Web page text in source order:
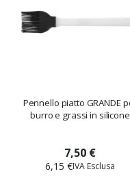
Pennello piatto GRANDE
burro e grassi in silicone
7,50 €
6,15 €